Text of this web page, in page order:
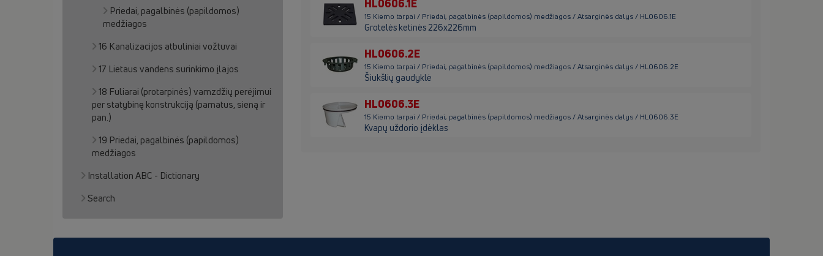
Priedai, pagalbinės (papildomos)
medžiagos
16 Kanalizacijos atbuliniai vožtuvai
17 Lietaus vandens surinkimo įlajos
18 Fuliarai (protarpinės) vamzdžių perėjimui
per statybinę konstrukciją (pamatus, sieną ir
pan.)
19 Priedai, pagalbinės (papildomos)
medžiagos
Installation ABC - Dictionary
Search
HL0606.1E
15 Kiemo tarpai / Priedai, pagalbinės (papildomos) medžiagos / Atsarginės dalys / HL0606.1E
Grotelės ketinės 226x226mm
HL0606.2E
15 Kiemo tarpai / Priedai, pagalbinės (papildomos) medžiagos / Atsarginės dalys / HL0606.2E
Šiukšlių gaudyklė
HL0606.3E
15 Kiemo tarpai / Priedai, pagalbinės (papildomos) medžiagos / Atsarginės dalys / HL0606.3E
Kvapų uždorio įdėklas